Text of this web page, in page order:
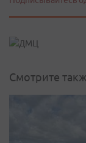
Смотрите